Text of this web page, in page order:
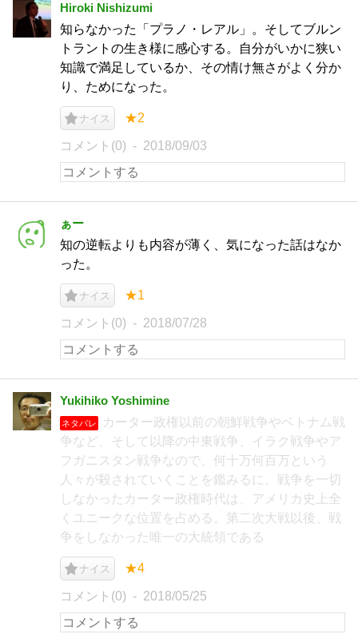
Hiroki Nishizumi
知らなかった「プラノ・レアル」。そしてブルン
トラントの生き様に感心する。自分がいかに狭い
知識で満足しているか、その情け無さがよく分か
り、ためになった。
ナイス ★2
コメント(0) 2018/09/03
ぁー
知の逆転よりも内容が薄く、気になった話はなか
った。
ナイス ★1
コメント(0) 2018/07/28
Yukihiko Yoshimine
ネタバレ
カーター政権以前の朝鮮戦争やベトナム戦
争など、そして以降の中東戦争、イラク戦争やア
フガニスタン戦争なので、何十万何百万という
人々が殺されていくことを鑑みるに、戦争を一切
しなかったカーター政権時代は、アメリカ史上全
くユニークな位置を占める。第二次大戦以後、戦
争をしなかった唯一の大統領である
ナイス ★4
コメント(0) 2018/05/25